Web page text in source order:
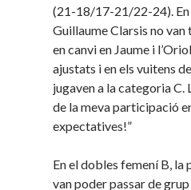
(21-18/17-21/22-24). En
Guillaume Clarsis no
en canvi en Jaume i
ajustats i en els vuitens
jugaven a la categoria C.
de la meva participació
expectatives!”
En el dobles femení B,
van poder passar de